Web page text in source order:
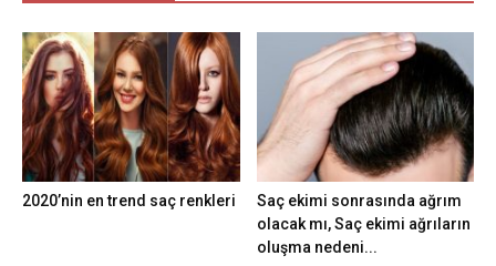
2020’nin en trend saç renkleri
Saç ekimi sonrasında ağrım
olacak mı, Saç ekimi ağrıların
oluşma nedeni...